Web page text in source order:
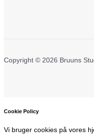
Copyright © 2026 Bruuns
Cookie Policy
Vi bruger cookies på vores